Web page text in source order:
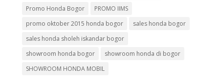
Promo Honda Bogor
PROMO IIMS
promo oktober 2015 honda bogor
sales honda bogor
sales honda sholeh iskandar bogor
showroom honda bogor
showroom honda di bogor
SHOWROOM HONDA MOBIL